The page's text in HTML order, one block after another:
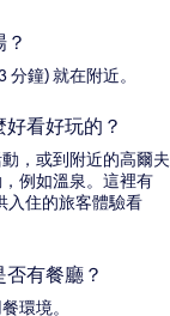
鐘) 就在附近。
看好玩的？
，或到附近的高爾夫
例如溫泉。這裡有
入住的旅客體驗看
有餐廳？
環境。